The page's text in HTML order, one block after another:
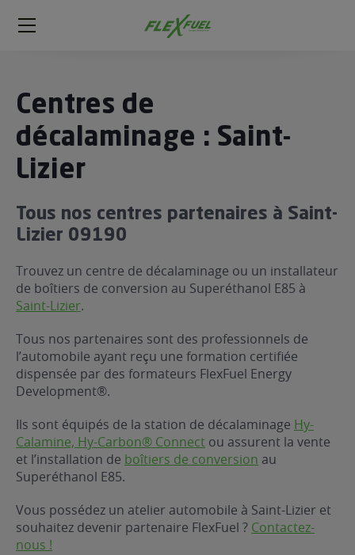
FlexFuel
Méga
le Décalaminage
?
gratuit
du carburant avec
le Superéthanol
?
de mon
Centres de
décalaminage : Saint-
Lizier
Tous nos centres partenaires à Saint-
Lizier 09190
Trouvez un centre de décalaminage ou un installateur
de boîtiers de conversion au Superéthanol E85 à
Saint-Lizier.
Tous nos partenaires sont des professionnels de
l’automobile ayant reçu une formation certifiée
dispensée par des formateurs FlexFuel Energy
Development®.
Ils sont équipés de la station de décalaminage Hy-
Calamine, Hy-Carbon® Connect ou assurent la vente
et l’installation de boîtiers de conversion au
Superéthanol E85.
Vous possédez un atelier automobile à Saint-Lizier et
souhaitez devenir partenaire FlexFuel ? Contactez-
nous !